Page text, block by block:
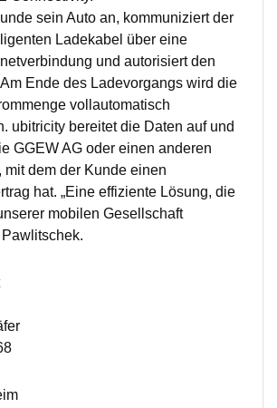
sein Auto an, kommuniziert der
Ladekabel über eine
und autorisiert den
Ende des Ladevorgangs wird die
vollautomatisch
ubitricity bereitet die Daten auf und
GGEW AG oder einen anderen
mit dem der Kunde einen
hat. „Eine effiziente Lösung, die
mobilen Gesellschaft